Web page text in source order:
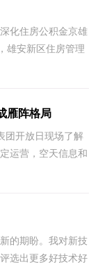
化住房公积金京雄
雄安新区住房管理
雁阵格局
开放日现场了解
运营，空天信息和
是
的期盼。我对新技
选出更多好技术好